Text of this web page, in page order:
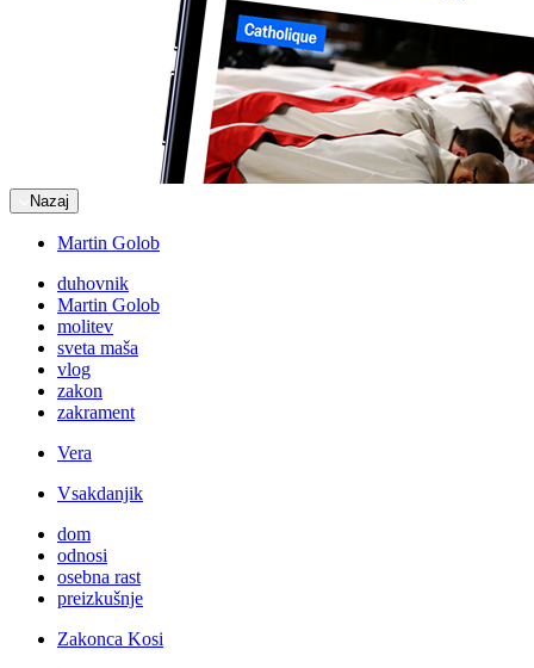
Nazaj
Martin Golob
duhovnik
Martin Golob
molitev
sveta maša
vlog
zakon
zakrament
Vera
Vsakdanjik
dom
odnosi
osebna rast
preizkušnje
Zakonca Kosi